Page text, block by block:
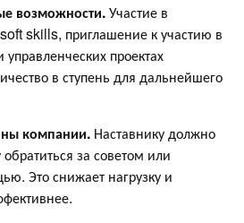
возможности.Участие в
skills, приглашение к участию в
проектах
в ступень для дальнейшего
компании. Наставнику должно
за советом или
Это снижает нагрузку и